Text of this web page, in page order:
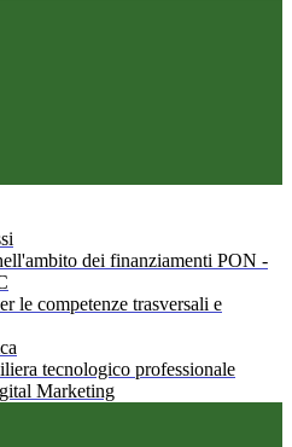
dei finanziamenti PON -
le competenze trasversali e
tecnologico professionale
Marketing